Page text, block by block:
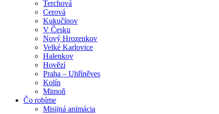
Terchová
Cerová
Kukučínov
V Česku
Nový Hrozenkov
Velké Karlovice
Halenkov
Hovězí
Praha – Uhříněves
Kolín
Mimoň
Čo robíme
Misijná animácia